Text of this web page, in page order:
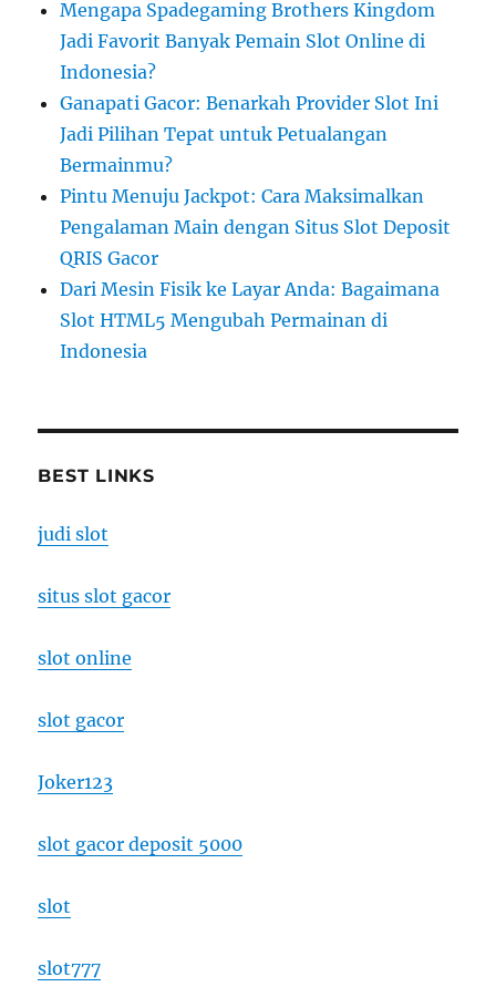
Mengapa Spadegaming Brothers Kingdom
Jadi Favorit Banyak Pemain Slot Online di
Indonesia?
Ganapati Gacor: Benarkah Provider Slot Ini
Jadi Pilihan Tepat untuk Petualangan
Bermainmu?
Pintu Menuju Jackpot: Cara Maksimalkan
Pengalaman Main dengan Situs Slot Deposit
QRIS Gacor
Dari Mesin Fisik ke Layar Anda: Bagaimana
Slot HTML5 Mengubah Permainan di
Indonesia
BEST LINKS
judi slot
situs slot gacor
slot online
slot gacor
Joker123
slot gacor deposit 5000
slot
slot777